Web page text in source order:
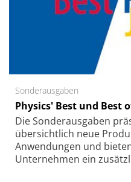
Sonderausgaben
Physics' Best und Best
Die Sonder­ausgaben
übersichtlich neue
Anwendungen und
Unternehmen ein